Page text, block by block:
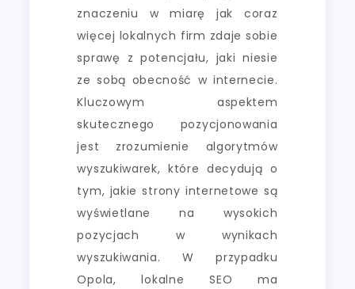
znaczeniu w miarę jak coraz
więcej lokalnych firm zdaje sobie
sprawę z potencjału, jaki niesie
ze sobą obecność w internecie.
Kluczowym aspektem
skutecznego pozycjonowania
jest zrozumienie algorytmów
wyszukiwarek, które decydują o
tym, jakie strony internetowe są
wyświetlane na wysokich
pozycjach w wynikach
wyszukiwania. W przypadku
Opola, lokalne SEO ma